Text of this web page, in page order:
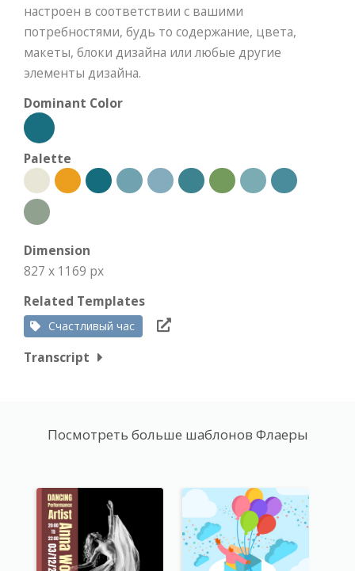
настроен в соответствии с вашими
потребностями, будь то содержание, цвета,
макеты, блоки дизайна или любые другие
элементы дизайна.
Dominant Color
Palette
Dimension
827 x 1169 px
Related Templates
Счастливый час
Transcript
Посмотреть больше шаблонов Флаеры